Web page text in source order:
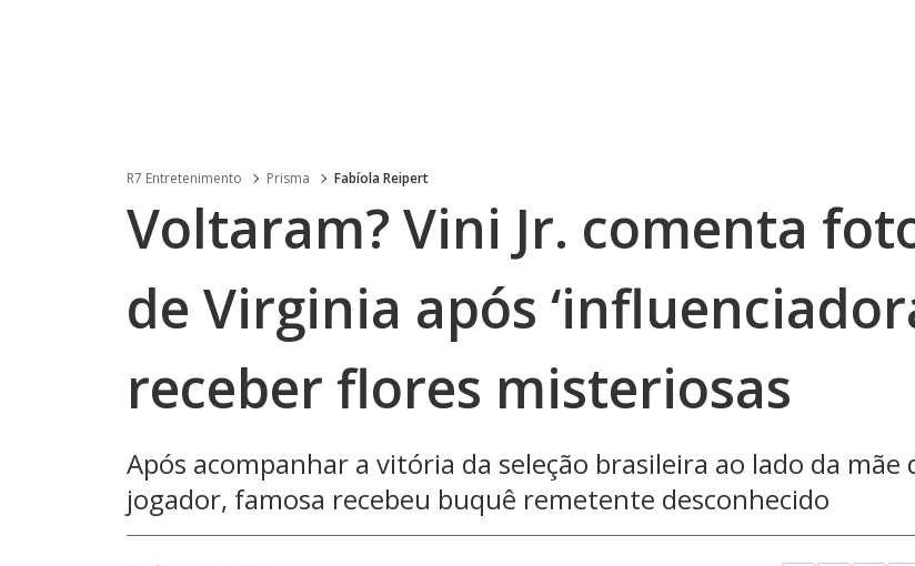
R7 Entretenimento Prisma Fabíola Reipert
Voltaram? Vini Jr. comenta
de Virginia após
receber flores misteriosas
Após acompanhar a vitória da seleção brasileira ao lado da mãe
jogador, famosa recebeu buquê remetente desconhecido